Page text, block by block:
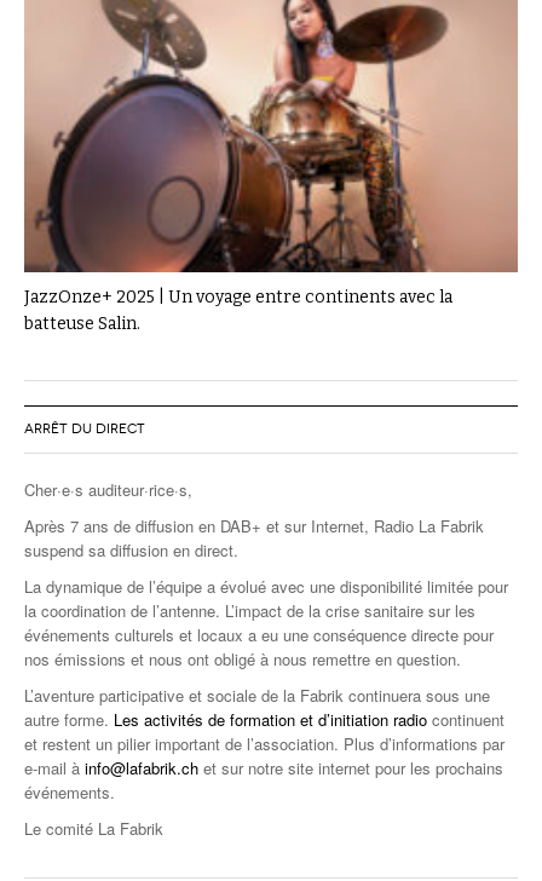
JazzOnze+ 2025 | Un voyage entre continents avec la
batteuse Salin.
ARRÊT DU DIRECT
Cher·e·s auditeur·rice·s,
Après 7 ans de diffusion en DAB+ et sur Internet, Radio La Fabrik
suspend sa diffusion en direct.
La dynamique de l’équipe a évolué avec une disponibilité limitée pour
la coordination de l’antenne. L’impact de la crise sanitaire sur les
événements culturels et locaux a eu une conséquence directe pour
nos émissions et nous ont obligé à nous remettre en question.
L’aventure participative et sociale de la Fabrik continuera sous une
autre forme. Les activités de formation et d’initiation radio continuent
et restent un pilier important de l’association. Plus d’informations par
e-mail à info@lafabrik.ch et sur notre site internet pour les prochains
événements.
Le comité La Fabrik